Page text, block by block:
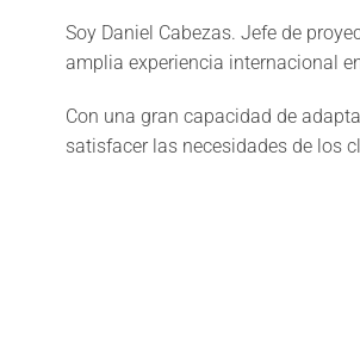
Soy Daniel Cabezas. Jefe de
amplia experiencia internacional
Con una gran capacidad de
satisfacer las necesidades de los